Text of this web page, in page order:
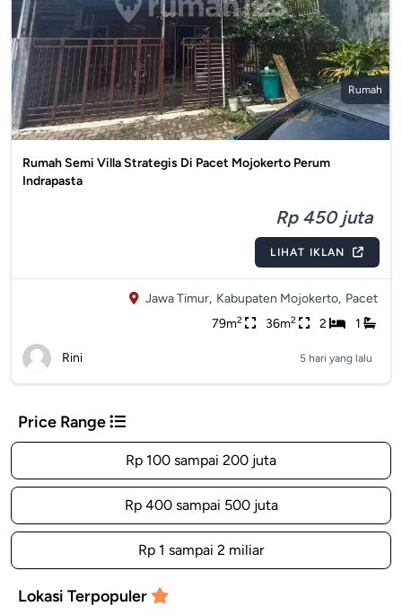
Rumah
Rumah Semi Villa Strategis Di Pacet Mojokerto Perum
Indrapasta
Rp 450 juta
LIHAT IKLAN
Jawa Timur, Kabupaten Mojokerto, Pacet
79m2 36m2 2 1
Rini 5 hari yang lalu
Price Range
Rp 100 sampai 200 juta
Rp 400 sampai 500 juta
Rp 1 sampai 2 miliar
Lokasi Terpopuler